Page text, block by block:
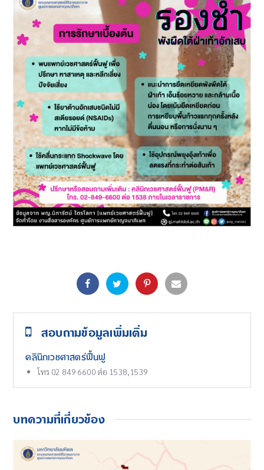
สอบถามข้อมูลเพิ่มเติ่ม
คลินิกเวชศาสตร์ฟื้นฟู
โทร 02 849 6600 ต่อ 1538,1539
บทความที่เกี่ยวข้อง